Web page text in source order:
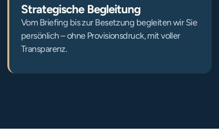
Strategische Begleitung
Vom Briefing bis zur Besetzung begleiten wir Sie
persönlich – ohne Provisionsdruck, mit voller
Transparenz.